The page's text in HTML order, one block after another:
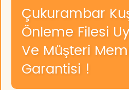
Çukurambar
Önleme Filesi
Ve Müşteri
Garantisi !